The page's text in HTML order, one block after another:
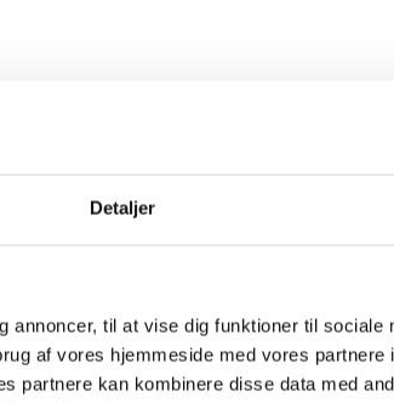
Detaljer
annoncer, til at vise dig funktioner til sociale
af vores hjemmeside med vores partnere
partnere kan kombinere disse data med